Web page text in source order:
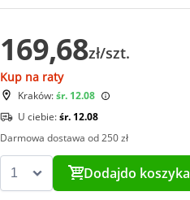
169,68zł/szt.
Kup na raty
Kraków:śr. 12.08
U ciebie:śr. 12.08
Darmowa dostawa od 250 zł
Dodajdo koszyka